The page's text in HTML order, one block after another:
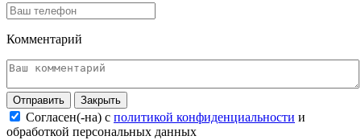
Комментарий
Закрыть
Согласен(-на) c политикой конфиденциальности и
обработкой персональных данных